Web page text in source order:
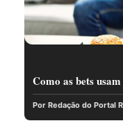
Como as bets
Por Redação do Portal